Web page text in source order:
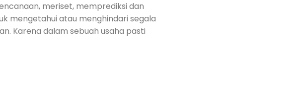
meriset, memprediksi dan
mengetahui atau menghindari segala
Karena dalam sebuah usaha pasti